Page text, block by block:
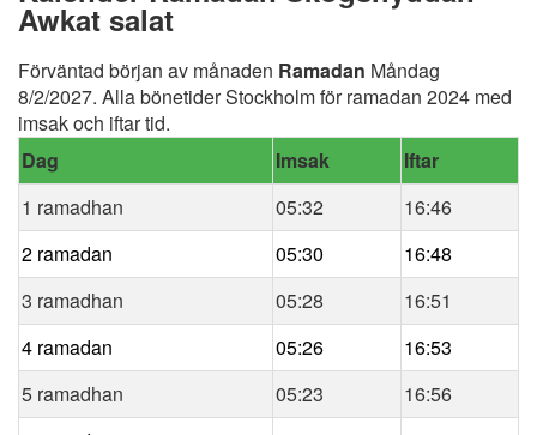
Awkat salat
Förväntad början av månaden Ramadan Måndag
8/2/2027. Alla bönetider Stockholm för ramadan 2024 med
imsak och iftar tid.
Dag
Imsak
Iftar
1 ramadhan
05:32
16:46
2 ramadan
05:30
16:48
3 ramadhan
05:28
16:51
4 ramadan
05:26
16:53
5 ramadhan
05:23
16:56